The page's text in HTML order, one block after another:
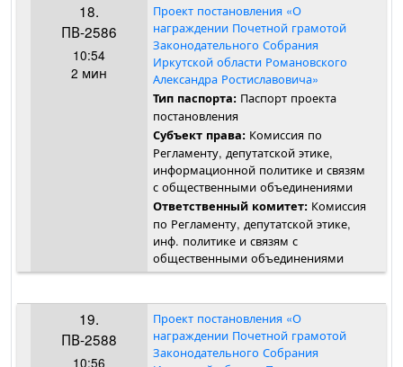
18.
ПВ-2586
10:54
2 мин
Проект постановления «О
награждении Почетной грамотой
Законодательного Собрания
Иркутской области Романовского
Александра Ростиславовича»
Тип паспорта: Паспорт проекта
постановления
Субъект права: Комиссия по
Регламенту, депутатской этике,
информационной политике и связям
с общественными объединениями
Ответственный комитет: Комиссия
по Регламенту, депутатской этике,
инф. политике и связям с
общественными объединениями
19.
ПВ-2588
10:56
Проект постановления «О
награждении Почетной грамотой
Законодательного Собрания